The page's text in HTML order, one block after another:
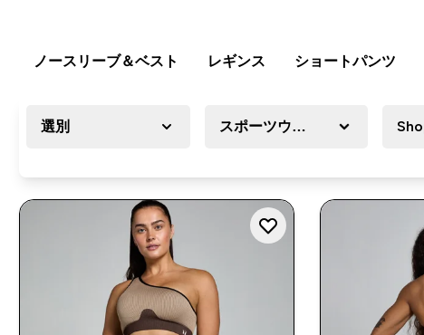
ノースリーブ＆ベスト レギンス ショートパンツ
選別 スポーツウェア